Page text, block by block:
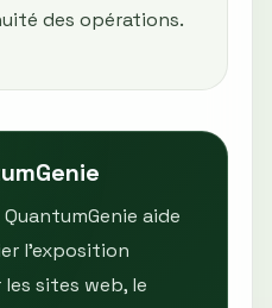
des opérations.
aide
l’exposition
sites web, le